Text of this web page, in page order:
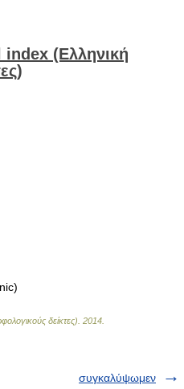
(Ελληνική
δείκτες) 2014
συγκαλύψωμεν